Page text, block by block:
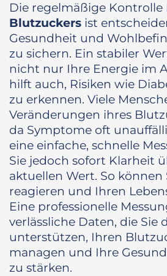
Die regelmäßige Kontrolle
Blutzuckers ist
Gesundheit und
zu sichern. Ein stabiler
nicht nur Ihre Energie im
hilft auch, Risiken wie
zu erkennen. Viele
Veränderungen ihres
da Symptome oft
eine einfache, schnelle
Sie jedoch sofort Klarheit
aktuellen Wert. So
reagieren und Ihren
Eine professionelle
verlässliche Daten, die Sie
unterstützen, Ihren
managen und Ihre
zu stärken.